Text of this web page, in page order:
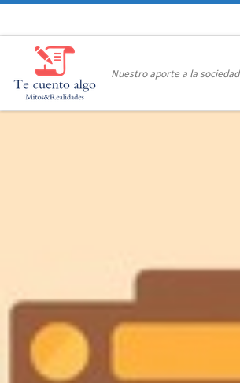
Nuestro aporte a la sociedad